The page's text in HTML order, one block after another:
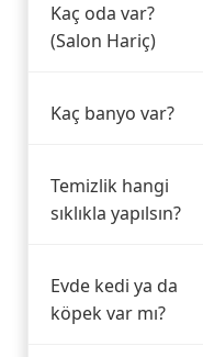
Kaç oda var?
(Salon Hariç)
Kaç banyo var?
Temizlik hangi
sıklıkla yapılsın?
Evde kedi ya da
köpek var mı?